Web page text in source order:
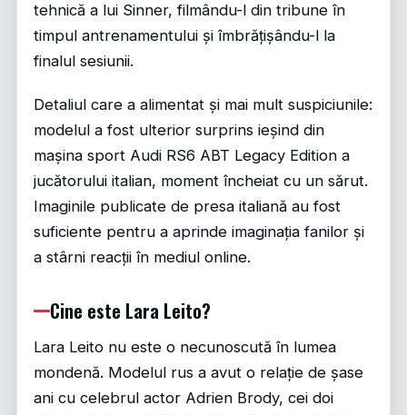
tehnică a lui Sinner, filmându-l din tribune în
timpul antrenamentului și îmbrățișându-l la
finalul sesiunii.
Detaliul care a alimentat și mai mult suspiciunile:
modelul a fost ulterior surprins ieșind din
mașina sport Audi RS6 ABT Legacy Edition a
jucătorului italian, moment încheiat cu un sărut.
Imaginile publicate de presa italiană au fost
suficiente pentru a aprinde imaginația fanilor și
a stârni reacții în mediul online.
Cine este Lara Leito?
Lara Leito nu este o necunoscută în lumea
mondenă. Modelul rus a avut o relație de șase
ani cu celebrul actor Adrien Brody, cei doi